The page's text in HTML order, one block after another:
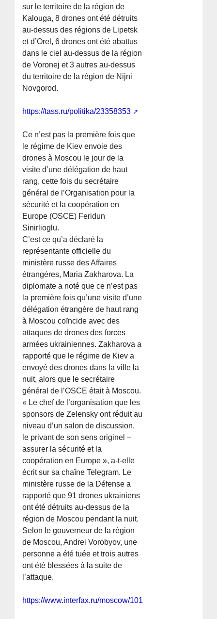
sur le territoire de la région de
Kalouga, 8 drones ont été détruits
au-dessus des régions de Lipetsk
et d’Orel, 6 drones ont été abattus
dans le ciel au-dessus de la région
de Voronej et 3 autres au-dessus
du territoire de la région de Nijni
Novgorod.
https://tass.ru/politika/23358353
Ce n’est pas la première fois que
le régime de Kiev envoie des
drones à Moscou le jour de la
visite d’une délégation de haut
rang, cette fois du secrétaire
général de l’Organisation pour la
sécurité et la coopération en
Europe (OSCE) Feridun
Sinirlioglu.
C’est ce qu’a déclaré la
représentante officielle du
ministère russe des Affaires
étrangères, Maria Zakharova. La
diplomate a noté que ce n’est pas
la première fois qu’une visite d’une
délégation étrangère de haut rang
à Moscou coïncide avec des
attaques de drones des forces
armées ukrainiennes. Zakharova a
rapporté que le régime de Kiev a
envoyé des drones dans la ville la
nuit, alors que le secrétaire
général de l’OSCE était à Moscou.
« Le chef de l’organisation que les
sponsors de Zelensky ont réduit au
niveau d’un salon de discussion,
le privant de son sens originel –
assurer la sécurité et la
coopération en Europe », a-t-elle
écrit sur sa chaîne Telegram. Le
ministère russe de la Défense a
rapporté que 91 drones ukrainiens
ont été détruits au-dessus de la
région de Moscou pendant la nuit.
Selon le gouverneur de la région
de Moscou, Andrei Vorobyov, une
personne a été tuée et trois autres
ont été blessées à la suite de
l’attaque.
https://www.interfax.ru/moscow/1012958